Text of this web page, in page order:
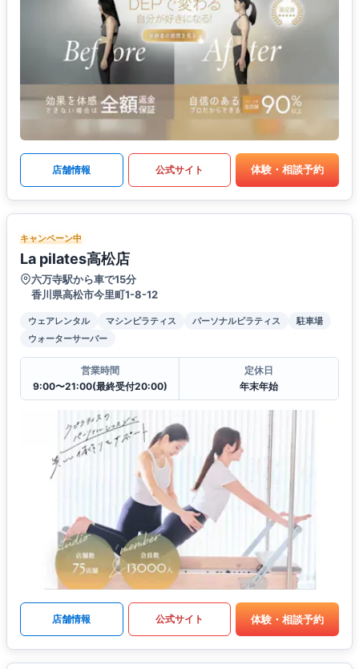
店舗情報 公式サイト 体験・相談予約
キャンペーン中
La pilates高松店
六万寺駅から車で15分
香川県高松市今里町1-8-12
ウェアレンタル マシンピラティス パーソナルピラティス
駐車場
ウォーターサーバー
営業時間
9:00〜21:00(最終受付20:00)
定休日
年末年始
店舗情報 公式サイト 体験・相談予約